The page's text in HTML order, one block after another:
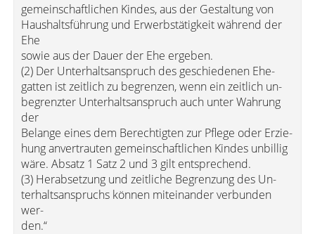
gemeinschaftlichen Kindes, aus der Gestaltung von
Haushaltsführung und Erwerbstätigkeit während der
Ehe
sowie aus der Dauer der Ehe ergeben.
(2) Der Unterhaltsanspruch des geschiedenen Ehe-
gatten ist zeitlich zu begrenzen, wenn ein zeitlich un-
begrenzter Unterhaltsanspruch auch unter Wahrung
der
Belange eines dem Berechtigten zur Pflege oder Erzie-
hung anvertrauten gemeinschaftlichen Kindes unbillig
wäre. Absatz 1 Satz 2 und 3 gilt entsprechend.
(3) Herabsetzung und zeitliche Begrenzung des Un-
terhaltsanspruchs können miteinander verbunden
wer-
den.“